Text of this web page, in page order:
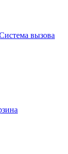
вызова